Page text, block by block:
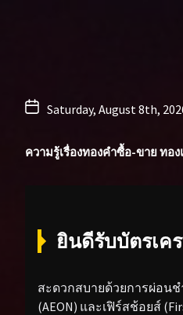
Saturday, August 8th,
ความรู้เรื่องทองคำซื้อ-ขาย ทอง
ยินดีรับบัตรเค
สะดวกสบายด้วยการผ่อน
(AEON) และเฟิร์สช้อยส์